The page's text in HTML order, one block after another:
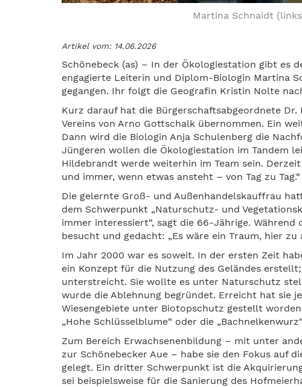
Martina Schnaidt
Artikel vom: 14.06.2026
Schönebeck (as) – In der Ökologiestation gibt es
engagierte Leiterin und Diplom-Biologin Martina
gegangen. Ihr folgt die Geografin Kristin Nolte
Kurz darauf hat die Bürgerschaftsabgeordnete Dr.
Vereins von Arno Gottschalk übernommen. Ein
Dann wird die Biologin Anja Schulenberg die
Jüngeren wollen die Ökologiestation im Tandem
Hildebrandt werde weiterhin im Team sein.
und immer, wenn etwas ansteht – von Tag zu Tag.“
Die gelernte Groß- und Außenhandelskauffrau
dem Schwerpunkt „Naturschutz- und
immer interessiert“, sagt die 66-Jährige.
besucht und gedacht: „Es wäre ein Traum, hier zu
Im Jahr 2000 war es soweit. In der ersten Zeit
ein Konzept für die Nutzung des Geländes
unterstreicht. Sie wollte es unter Naturschutz
wurde die Ablehnung begründet. Erreicht hat sie
Wiesengebiete unter Biotopschutz gestellt
„Hohe Schlüsselblume“ oder die
Zum Bereich Erwachsenenbildung – mit unter
zur Schönebecker Aue – habe sie den Fokus auf
gelegt. Ein dritter Schwerpunkt ist die
sei beispielsweise für die Sanierung des